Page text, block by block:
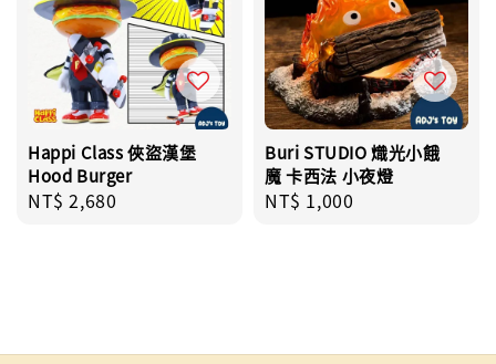
Happi Class 俠盜漢堡
Hood Burger
Regular
NT$ 2,680
Buri STUDIO 熾光小餓
魔 卡西法 小夜燈
Regular
NT$ 1,000